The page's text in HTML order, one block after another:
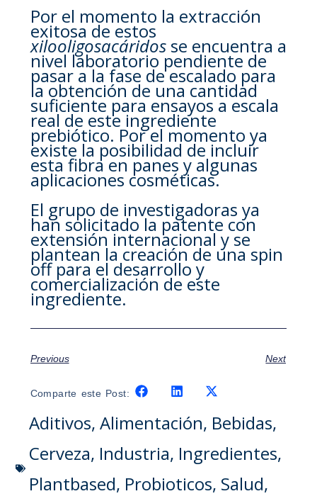
Por el momento la extracción
exitosa de estos
xilooligosacáridosse encuentra a
nivel laboratorio pendiente de
pasar a la fase de escalado para
la obtención de una cantidad
suficiente para ensayos a escala
real de este ingrediente
prebiótico. Por el momento ya
existe la posibilidad de incluir
esta fibra en panes y algunas
aplicaciones cosméticas.
El grupo de investigadoras ya
han solicitado la patente con
extensión internacional y se
plantean la creación de una spin
off para el desarrollo y
comercialización de este
ingrediente.
Previous Next
Comparte este Post:
Aditivos,Alimentación, Bebidas,
Cerveza, Industria, Ingredientes,
Plantbased, Probioticos, Salud,